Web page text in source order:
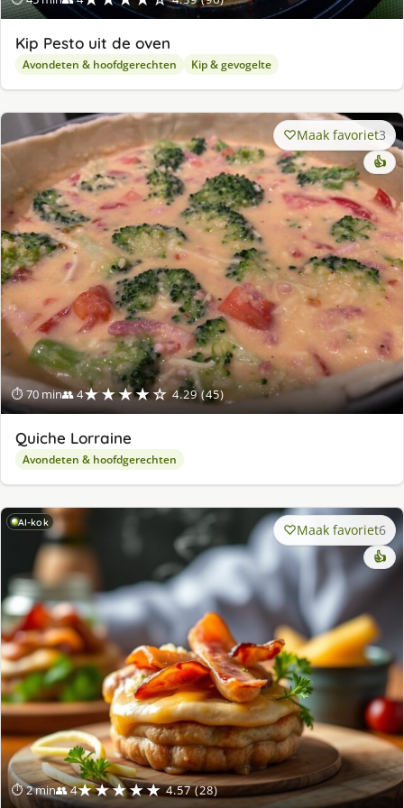
Kip Pesto uit de oven
Avondeten & hoofdgerechten Kip & gevogelte
⏱ 70 min👥 4★★★★☆ 4.29 (45)
Maak favoriet3
👍
Quiche Lorraine
Avondeten & hoofdgerechten
AI-kok
⏱ 2 min👥 4★★★★★ 4.57 (28)
Maak favoriet6
👍